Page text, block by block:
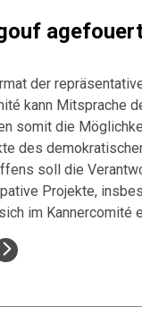
der
kann Mitsprache
somit die
des
soll die
Projekte,
im Kannercomité